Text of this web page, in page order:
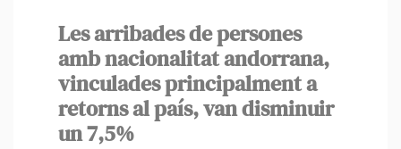
Les arribades de persones
amb nacionalitat andorrana,
vinculades principalment a
retorns al país, van disminuir
un 7,5%